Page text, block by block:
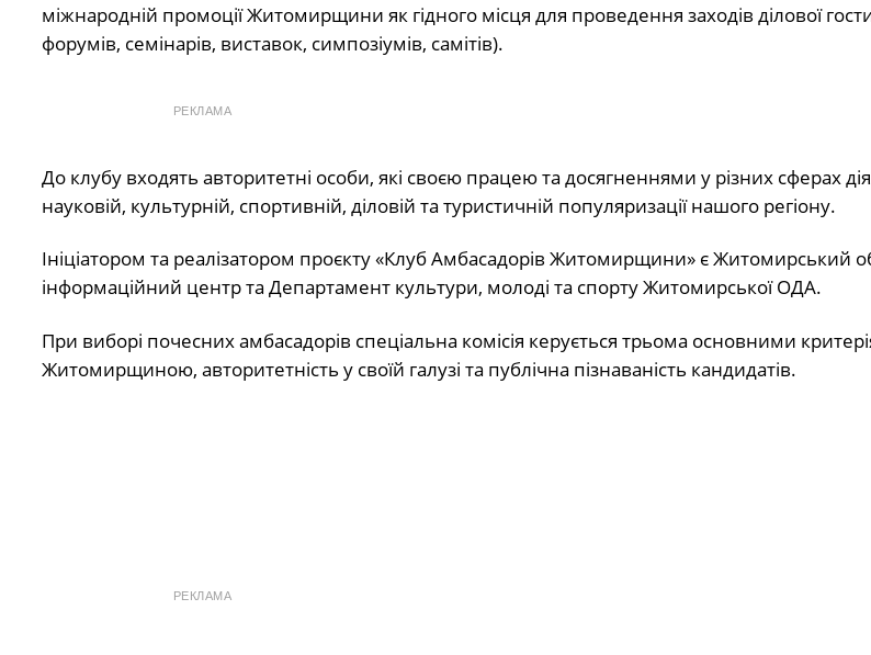
міжнародній промоції Житомирщини як гідного місця для проведення заходів ділової
форумів, семінарів, виставок, симпозіумів, самітів).
РЕКЛАМА
До клубу входять авторитетні особи, які своєю працею та досягненнями у різних сферах
науковій, культурній, спортивній, діловій та туристичній популяризації нашого регіону.
Ініціатором та реалізатором проєкту «Клуб Амбасадорів Житомирщини» є Житомирський
інформаційний центр та Департамент культури, молоді та спорту Житомирської ОДА.
При виборі почесних амбасадорів спеціальна комісія керується трьома основними
Житомирщиною, авторитетність у своїй галузі та публічна пізнаваність кандидатів.
РЕКЛАМА